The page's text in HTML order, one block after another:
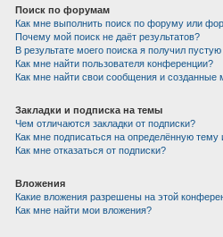
Поиск по форумам
Как мне выполнить поиск по форуму или
Почему мой поиск не даёт результатов?
В результате моего поиска я получил пустую
Как мне найти пользователя конференции?
Как мне найти свои сообщения и созданные
Закладки и подписка на темы
Чем отличаются закладки от подписки?
Как мне подписаться на определённую
Как мне отказаться от подписки?
Вложения
Какие вложения разрешены на этой
Как мне найти мои вложения?